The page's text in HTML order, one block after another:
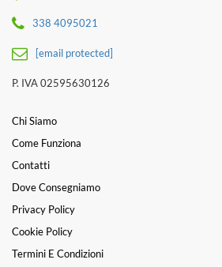
338 4095021
[email protected]
P. IVA 02595630126
Chi Siamo
Come Funziona
Contatti
Dove Consegniamo
Privacy Policy
Cookie Policy
Termini E Condizioni